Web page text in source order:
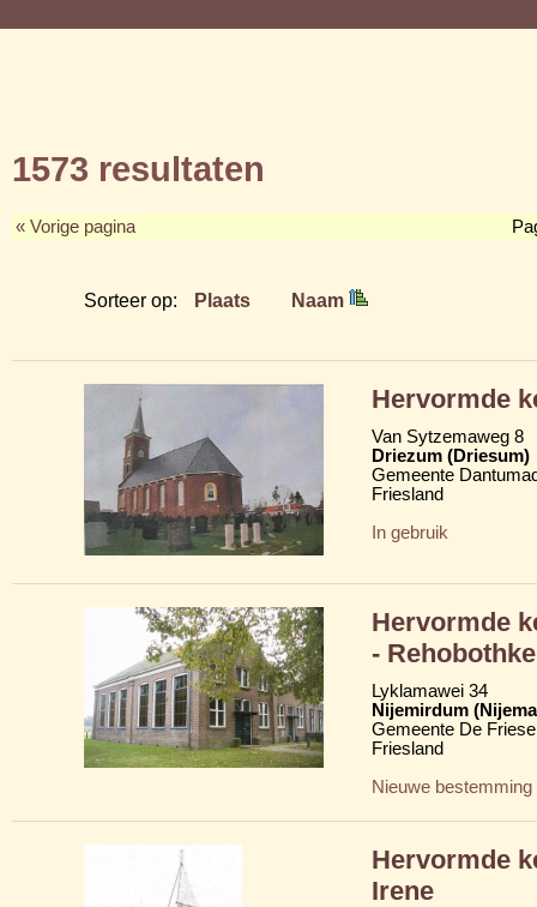
1573 resultaten
« Vorige pagina
Sorteer op: Plaats Naam
Hervormde
Van Sytzemaweg 8
Driezum (Driesum)
Gemeente
Friesland
In gebruik
Hervormde
-
Lyklamawei 34
Nijemirdum
Gemeente De
Friesland
Nieuwe bestemming
Hervormde
Irene